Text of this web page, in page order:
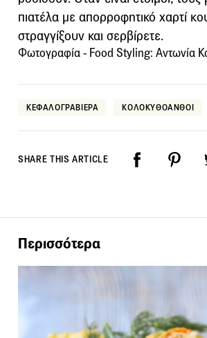
πιατέλα με απορροφητικό χαρτί
στραγγίξουν και σερβίρετε.
Φωτογραφία - Food Styling: Αντωνία
ΚΕΦΑΛΟΓΡΑΒΙΕΡΑ ΚΟΛΟΚΥΘΟΑΝΘΟΙ
SHARE THIS ARTICLE
Περισσότερα